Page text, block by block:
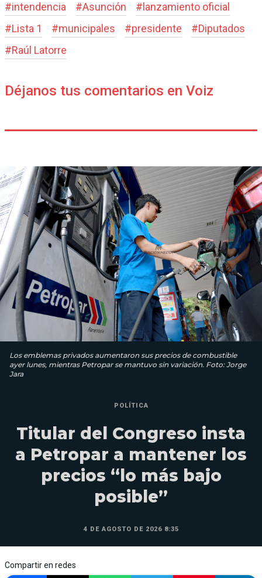
#intendencia #Asunción # lanzamiento oficial
#Lista 1 #municipales #presidente #Diputados
#Raúl Latorre
Déjanos tus comentarios en Voiz
Los emblemas privados aumentaron sus precios de combustible
ayer lunes, mientras Petropar se mantuvo sin variación. Foto: Jorge
Jara
POLÍTICA
Titular del Congreso insta
a Petropar a mantener los
precios “lo más bajo
posible”
4 DE AGOSTO DE 2026 8:35
Compartir en redes